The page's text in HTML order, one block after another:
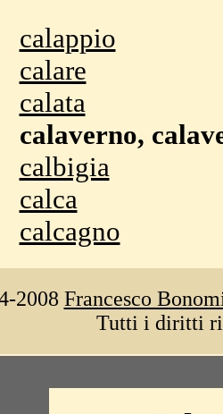
calappio
calare
calata
calaverno,
calbigia
calca
calcagno
2008 Francesco
Tutti i diritti